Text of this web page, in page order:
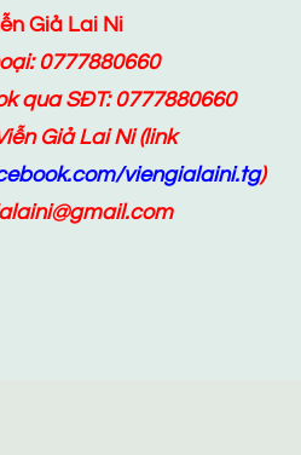
Giả Lai Ni
0777880660
qua SĐT: 0777880660
Giả Lai Ni(link
viengialaini.tg)